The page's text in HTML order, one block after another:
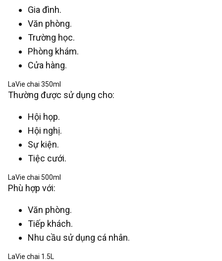
Gia đình.
Văn phòng.
Trường học.
Phòng khám.
Cửa hàng.
LaVie chai 350ml
Thường được sử dụng cho:
Hội họp.
Hội nghị.
Sự kiện.
Tiệc cưới.
LaVie chai 500ml
Phù hợp với:
Văn phòng.
Tiếp khách.
Nhu cầu sử dụng cá nhân.
LaVie chai 1.5L